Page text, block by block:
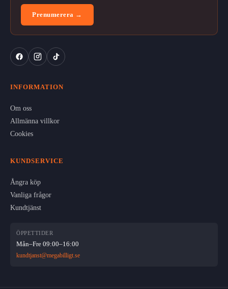
Prenumerera →
INFORMATION
Om oss
Allmänna villkor
Cookies
KUNDSERVICE
Ångra köp
Vanliga frågor
Kundtjänst
ÖPPETTIDER
Mån–Fre 09:00–16:00
kundtjanst@megabilligt.se